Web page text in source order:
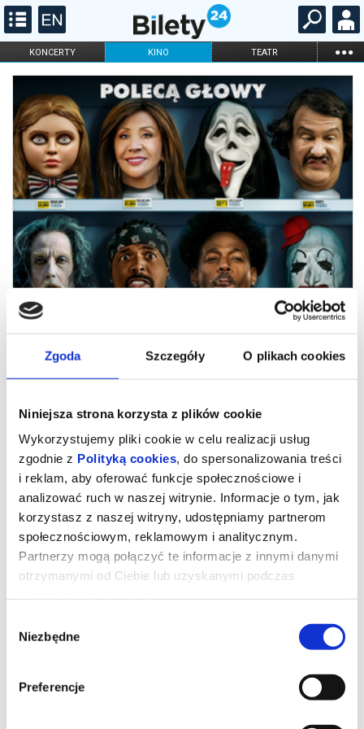
Zgoda Szczegóły O plikach cookies
Niniejsza strona korzysta z plików cookie
Wykorzystujemy pliki cookie w celu realizacji usług
zgodnie z Polityką cookies, do spersonalizowania treści
i reklam, aby oferować funkcje społecznościowe i
analizować ruch w naszej witrynie. Informacje o tym, jak
korzystasz z naszej witryny, udostępniamy partnerom
społecznościowym, reklamowym i analitycznym.
Partnerzy mogą połączyć te informacje z innymi danymi
otrzymanymi od Ciebie lub uzyskanymi podczas
zgody
Niezbędne
Preferencje
KONCERTY KINO TEATR ...
FILHARMONIA OPERA I BALET
STAND-UP
DLA DZIECI
ONLINE KARNETY
zamaskowanym zabójcą przypominającym Ghostface’a,
legendarna czwórka ponownie staje się celem tajemniczego
mordercy. Cindy, Brenda, Ray i Shorty muszą jeszcze raz połączyć